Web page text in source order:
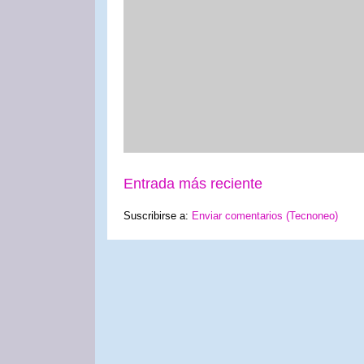
Entrada más reciente
Suscribirse a: Enviar comentarios (Tecnoneo)